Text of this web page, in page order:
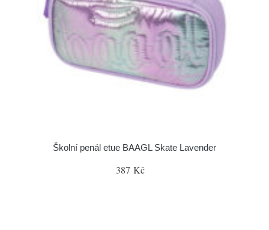
Školní penál etue BAAGL Skate Lavender
387 Kč